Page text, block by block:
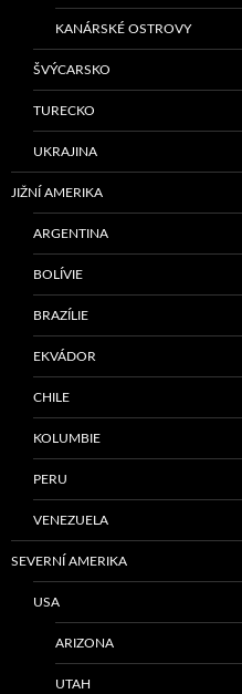
KANÁRSKÉ OSTROVY
ŠVÝCARSKO
TURECKO
UKRAJINA
JIŽNÍ AMERIKA
ARGENTINA
BOLÍVIE
BRAZÍLIE
EKVÁDOR
CHILE
KOLUMBIE
PERU
VENEZUELA
SEVERNÍ AMERIKA
USA
ARIZONA
UTAH